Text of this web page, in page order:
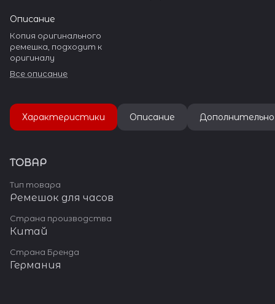
Описание
Копия оригинального
ремешка, подходит к
оригиналу
Все описание
Характеристики Описание Дополнительно
ТОВАР
Тип товара
Ремешок для часов
Страна производства
Китай
Страна Бренда
Германия